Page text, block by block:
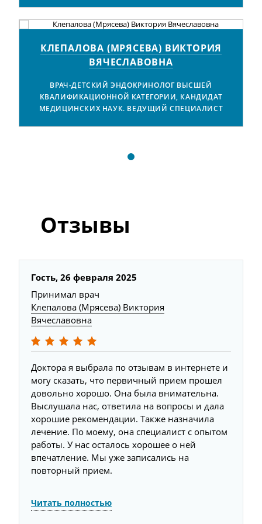
КЛЕПАЛОВА (МРЯСЕВА) ВИКТОРИЯ
ВЯЧЕСЛАВОВНА
ВРАЧ-ДЕТСКИЙ ЭНДОКРИНОЛОГ ВЫСШЕЙ
КВАЛИФИКАЦИОННОЙ КАТЕГОРИИ, КАНДИДАТ
МЕДИЦИНСКИХ НАУК. ВЕДУЩИЙ СПЕЦИАЛИСТ
Отзывы
Гость, 26 февраля 2025
Принимал врач
Клепалова (Мрясева) Виктория
Вячеславовна
Доктора я выбрала по отзывам в интернете и
могу сказать, что первичный прием прошел
довольно хорошо. Она была внимательна.
Выслушала нас, ответила на вопросы и дала
хорошие рекомендации. Также назначила
лечение. По моему, она специалист с опытом
работы. У нас осталось хорошее о ней
впечатление. Мы уже записались на
повторный прием.
Читать полностью